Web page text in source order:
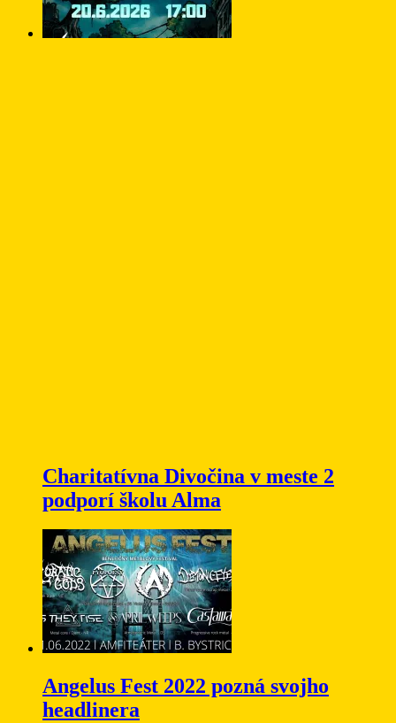
Charitatívna Divočina v meste 2
podporí školu Alma
Angelus Fest 2022 pozná svojho
headlinera